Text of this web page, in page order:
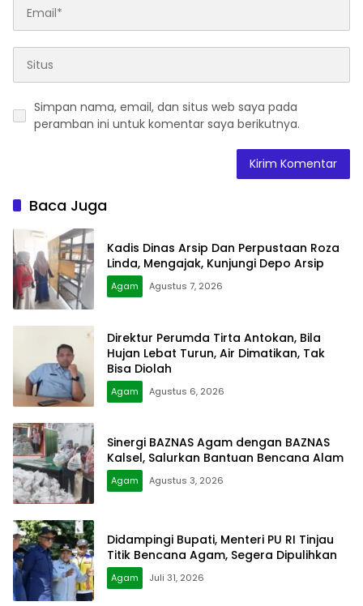
Simpan nama, email, dan situs web saya pada
peramban ini untuk komentar saya berikutnya.
Baca Juga
Kadis Dinas Arsip Dan Perpustaan Roza
Linda, Mengajak, Kunjungi Depo Arsip
Agam Agustus 7, 2026
Direktur Perumda Tirta Antokan, Bila
Hujan Lebat Turun, Air Dimatikan, Tak
Bisa Diolah
Agam Agustus 6, 2026
Sinergi BAZNAS Agam dengan BAZNAS
Kalsel, Salurkan Bantuan Bencana Alam
Agam Agustus 3, 2026
Didampingi Bupati, Menteri PU RI Tinjau
Titik Bencana Agam, Segera Dipulihkan
Agam Juli 31, 2026